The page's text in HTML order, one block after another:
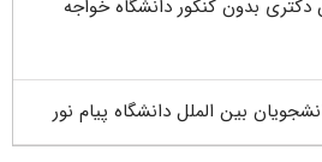
دکتری بدون کنکور دانشگاه خواجه
بین الملل دانشگاه پیام نور